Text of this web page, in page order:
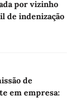
por vizinho
de indenização
de
em empresa: